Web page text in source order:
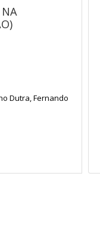
NA
Dutra, Fernando